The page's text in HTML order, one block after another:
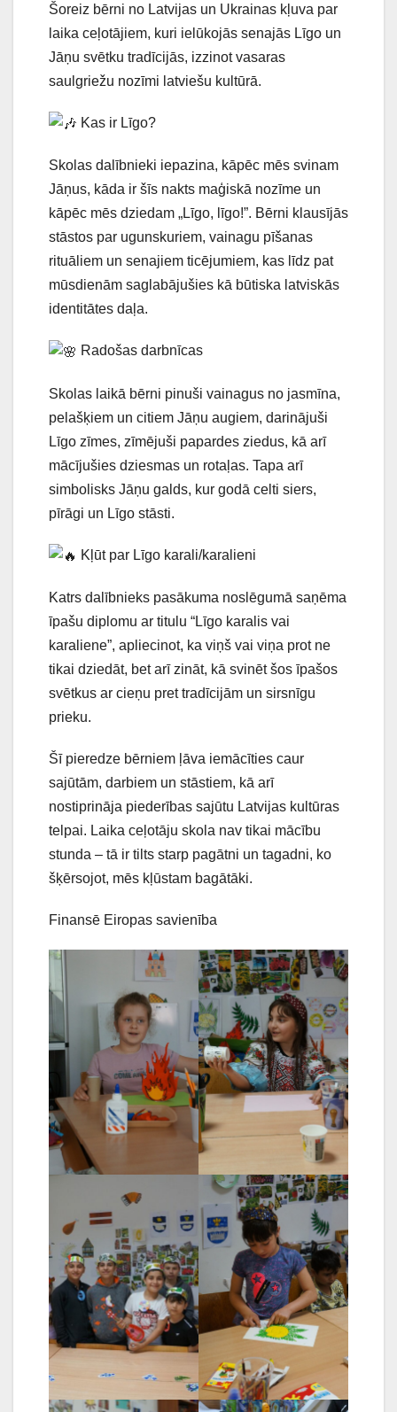
Šoreiz bērni no Latvijas un Ukrainas kļuva par
laika ceļotājiem, kuri ielūkojās senajās Līgo un
Jāņu svētku tradīcijās, izzinot vasaras
saulgriežu nozīmi latviešu kultūrā.
Kas ir Līgo?
Skolas dalībnieki iepazina, kāpēc mēs svinam
Jāņus, kāda ir šīs nakts maģiskā nozīme un
kāpēc mēs dziedam „Līgo, līgo!”. Bērni klausījās
stāstos par ugunskuriem, vainagu pīšanas
rituāliem un senajiem ticējumiem, kas līdz pat
mūsdienām saglabājušies kā būtiska latviskās
identitātes daļa.
Radošas darbnīcas
Skolas laikā bērni pinuši vainagus no jasmīna,
pelašķiem un citiem Jāņu augiem, darinājuši
Līgo zīmes, zīmējuši papardes ziedus, kā arī
mācījušies dziesmas un rotaļas. Tapa arī
simbolisks Jāņu galds, kur godā celti siers,
pīrāgi un Līgo stāsti.
Kļūt par Līgo karali/karalieni
Katrs dalībnieks pasākuma noslēgumā saņēma
īpašu diplomu ar titulu “Līgo karalis vai
karaliene”, apliecinot, ka viņš vai viņa prot ne
tikai dziedāt, bet arī zināt, kā svinēt šos īpašos
svētkus ar cieņu pret tradīcijām un sirsnīgu
prieku.
Šī pieredze bērniem ļāva iemācīties caur
sajūtām, darbiem un stāstiem, kā arī
nostiprināja piederības sajūtu Latvijas kultūras
telpai. Laika ceļotāju skola nav tikai mācību
stunda – tā ir tilts starp pagātni un tagadni, ko
šķērsojot, mēs kļūstam bagātāki.
Finansē Eiropas savienība